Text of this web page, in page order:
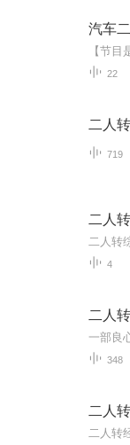
汽车
22
二人
719
二人
4
二人
348
二人